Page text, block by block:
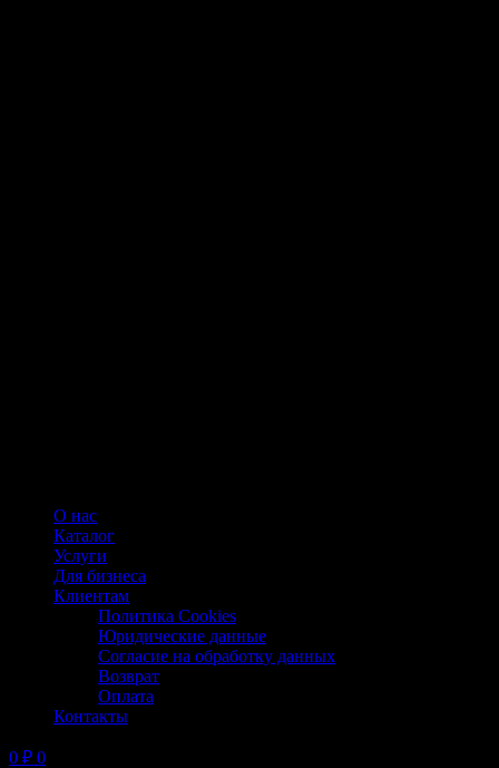
О нас
Каталог
Услуги
Для бизнеса
Клиентам
Политика Cookies
Юридические данные
Согласие на обработку данных
Возврат
Оплата
Контакты
0 ₽ 0